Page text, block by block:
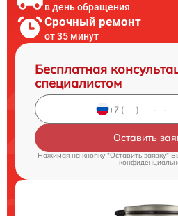
в день обращения
Срочный ремонт
от 35 минут
Бесплатная
специалистом
Оставить
Нажимая на кнопку "Оставить заявку"